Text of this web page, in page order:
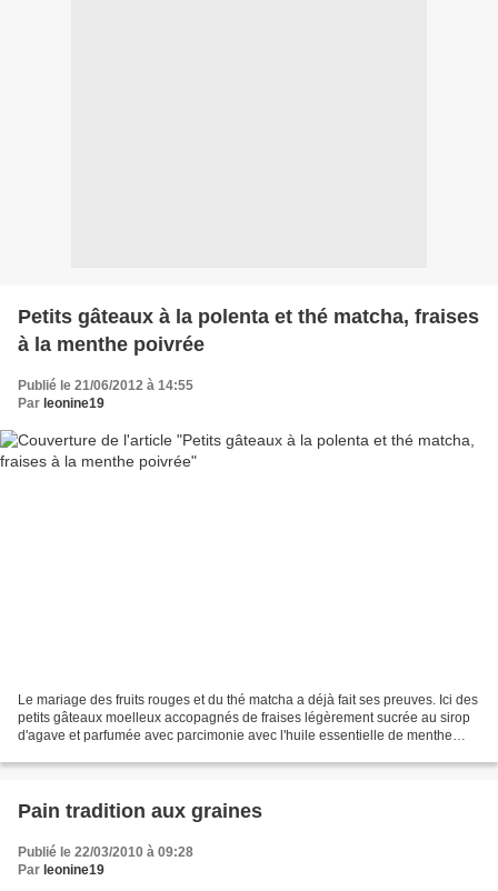
Petits gâteaux à la polenta et thé matcha, fraises
à la menthe poivrée
Publié le 21/06/2012 à 14:55
Par leonine19
Le mariage des fruits rouges et du thé matcha a déjà fait ses preuves. Ici des
petits gâteaux moelleux accopagnés de fraises légèrement sucrée au sirop
d'agave et parfumée avec parcimonie avec l'huile essentielle de menthe
Pain tradition aux graines
Publié le 22/03/2010 à 09:28
Par leonine19